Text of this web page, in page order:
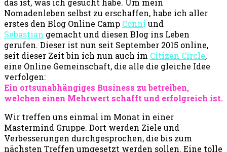
das ist, was ich gesucht habe. Um mein
Nomadenleben selbst zu erschaffen, habe ich aller
erstes den Blog Online Camp Conni und
Sebastian gemacht und diesen Blog ins Leben
gerufen. Dieser ist nun seit September 2015 online,
seit dieser Zeit bin ich nun auch im Citizen Circle,
eine Online Gemeinschaft, die alle die gleiche Idee
verfolgen:
Ein ortsunabhängiges Business zu betreiben,
welchen einen Mehrwert schafft und erfolgreich ist.
Wir treffen uns einmal im Monat in einer
Mastermind Gruppe. Dort werden Ziele und
Verbesserungen durchgesprochen, die bis zum
nächsten Treffen umgesetzt werden sollen. Eine tolle